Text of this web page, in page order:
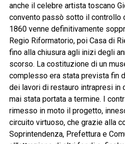
anche il celebre artista toscano
convento passò sotto il controllo
1860 venne definitivamente
Regio Riformatorio, poi Casa di
fino alla chiusura agli inizi degli
scorso. La costituzione di un
complesso era stata prevista fin
dei lavori di restauro intrapresi in
mai stata portata a termine. I
rimesso in moto il progetto,
circuito virtuoso, che grazie alla
Soprintendenza, Prefettura e